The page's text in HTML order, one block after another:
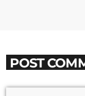
POST